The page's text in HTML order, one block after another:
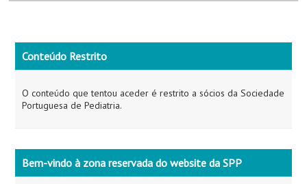
Conteúdo Restrito
O conteúdo que tentou aceder é restrito a sócios da Sociedade
Portuguesa de Pediatria.
Bem-vindo à zona reservada do website da SPP